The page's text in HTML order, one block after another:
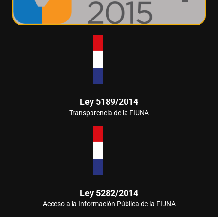
Ley 5189/2014
Transparencia de la FIUNA
Ley 5282/2014
Acceso a la Información Pública de la FIUNA